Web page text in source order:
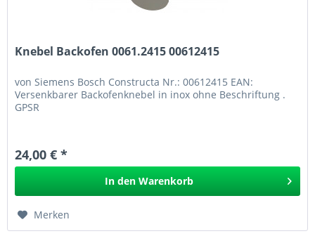
Knebel Backofen 0061.2415 00612415
von Siemens Bosch Constructa Nr.: 00612415 EAN:
Versenkbarer Backofenknebel in inox ohne Beschriftung .
GPSR
24,00 € *
In den Warenkorb
Merken